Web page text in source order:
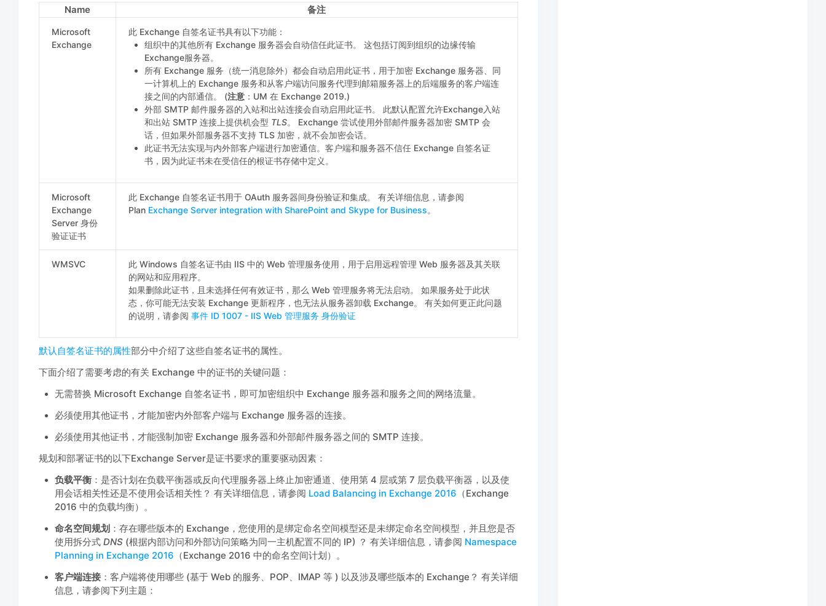
Name 备注
Microsoft
Exchange
此 Exchange 自签名证书具有以下功能：
组织中的其他所有 Exchange 服务器会自动信任此证书。 这包括订阅到组织的边缘传输
Exchange服务器。
所有 Exchange 服务（统一消息除外）都会自动启用此证书，用于加密 Exchange 服务器、同
一计算机上的 Exchange 服务和从客户端访问服务代理到邮箱服务器上的后端服务的客户端连
接之间的内部通信。 (注意：UM 在 Exchange 2019.)
外部 SMTP 邮件服务器的入站和出站连接会自动启用此证书。 此默认配置允许Exchange入站
和出站 SMTP 连接上提供机会型 TLS。 Exchange 尝试使用外部邮件服务器加密 SMTP 会
话，但如果外部服务器不支持 TLS 加密，就不会加密会话。
此证书无法实现与内外部客户端进行加密通信。客户端和服务器不信任 Exchange 自签名证
书，因为此证书未在受信任的根证书存储中定义。
Microsoft
Exchange
Server 身份
验证证书
此 Exchange 自签名证书用于 OAuth 服务器间身份验证和集成。 有关详细信息，请参阅
Plan Exchange Server integration with SharePoint and Skype for Business。
WMSVC
此 Windows 自签名证书由 IIS 中的 Web 管理服务使用，用于启用远程管理 Web 服务器及其关联
的网站和应用程序。
如果删除此证书，且未选择任何有效证书，那么 Web 管理服务将无法启动。 如果服务处于此状
态，你可能无法安装 Exchange 更新程序，也无法从服务器卸载 Exchange。 有关如何更正此问题
的说明，请参阅 事件 ID 1007 - IIS Web 管理服务 身份验证
默认自签名证书的属性部分中介绍了这些自签名证书的属性。
下面介绍了需要考虑的有关 Exchange 中的证书的关键问题：
无需替换 Microsoft Exchange 自签名证书，即可加密组织中 Exchange 服务器和服务之间的网络流量。
必须使用其他证书，才能加密内外部客户端与 Exchange 服务器的连接。
必须使用其他证书，才能强制加密 Exchange 服务器和外部邮件服务器之间的 SMTP 连接。
规划和部署证书的以下Exchange Server是证书要求的重要驱动因素：
负载平衡：是否计划在负载平衡器或反向代理服务器上终止加密通道、使用第 4 层或第 7 层负载平衡器，以及使
用会话相关性还是不使用会话相关性？ 有关详细信息，请参阅 Load Balancing in Exchange 2016 （Exchange
2016 中的负载均衡）。
命名空间规划 ：存在哪些版本的 Exchange，您使用的是绑定命名空间模型还是未绑定命名空间模型，并且您是否
使用拆分式 DNS(根据内部访问和外部访问策略为同一主机配置不同的 IP) ？ 有关详细信息，请参阅 Namespace
Planning in Exchange 2016 （Exchange 2016 中的命名空间计划）。
客户端连接：客户端将使用哪些 (基于 Web 的服务、POP、IMAP 等 ) 以及涉及哪些版本的 Exchange？ 有关详细
信息，请参阅下列主题：